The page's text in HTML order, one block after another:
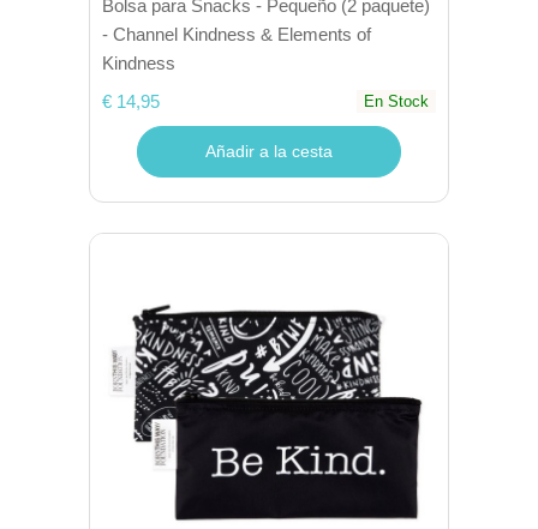
Bolsa para Snacks - Pequeño (2 paquete)
- Channel Kindness & Elements of
Kindness
€ 14,95
En Stock
Añadir a la cesta